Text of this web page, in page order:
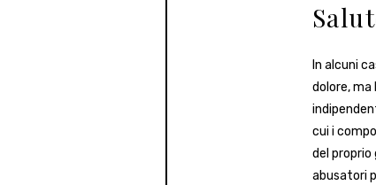
In alcuni
dolore, ma
cui i
del proprio
abusatori